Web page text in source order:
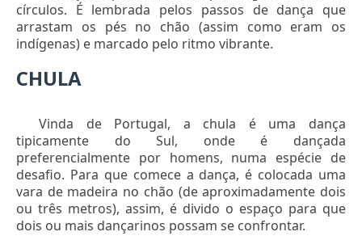
círculos. É lembrada pelos passos de dança que
arrastam os pés no chão (assim como eram os
indígenas) e marcado pelo ritmo vibrante.
CHULA
Vinda de Portugal, a chula é uma dança
tipicamente do Sul, onde é dançada
preferencialmente por homens, numa espécie de
desafio. Para que comece a dança, é colocada uma
vara de madeira no chão (de aproximadamente dois
ou três metros), assim, é divido o espaço para que
dois ou mais dançarinos possam se confrontar.